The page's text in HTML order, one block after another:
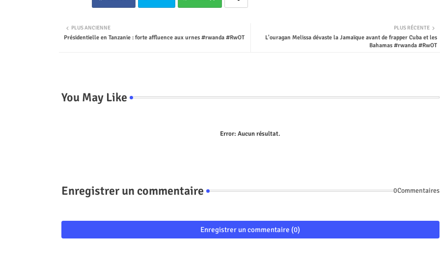
PLUS RÉCENTE
L'ouragan Melissa dévaste la Jamaïque avant de frapper Cuba et les
Bahamas #rwanda #RwOT
PLUS ANCIENNE
Présidentielle en Tanzanie : forte affluence aux urnes #rwanda #RwOT
You May Like
Error: Aucun résultat.
Enregistrer un commentaire 0Commentaires
Enregistrer un commentaire (0)